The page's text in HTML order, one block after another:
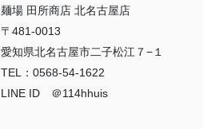
麺場 田所商店 北名古屋店
〒481-0013
愛知県北名古屋市二子松江７−１
TEL：0568-54-1622
LINE ID ＠114hhuis